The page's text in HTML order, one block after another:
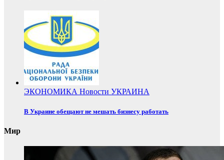
ЭКОНОМИКА Новости УКРАИНА
В Украине обещают не мешать бизнесу работать
Мир